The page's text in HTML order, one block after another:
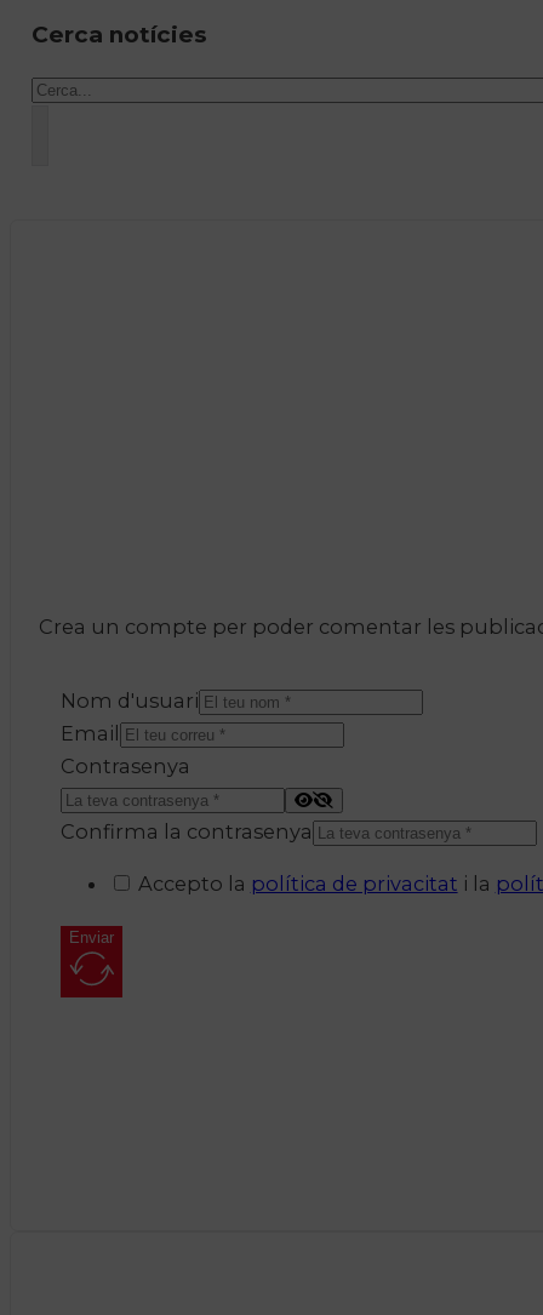
Cerca notícies
Cercar
Crea un compte per poder comentar les
Nom d'usuari
Email
Contrasenya
Confirma la contrasenya
Accepto la política de privacitat i la
Enviar